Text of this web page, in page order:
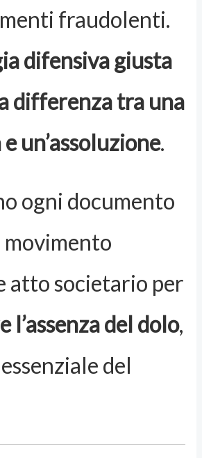
fraudolenti.
difensiva giusta
differenza tra una
un’assoluzione.
ogni documento
atto societario per
l’assenza del dolo,
del